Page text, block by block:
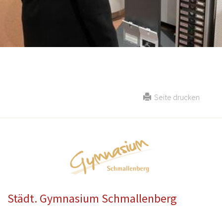
Seite drucken
Städt. Gymnasium Schmallenberg